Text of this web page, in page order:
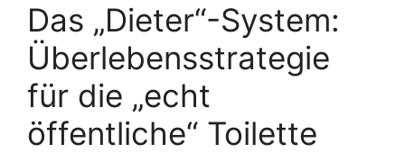
Das „Dieter“-System:
Überlebensstrategie
für die „echt
öffentliche“ Toilette